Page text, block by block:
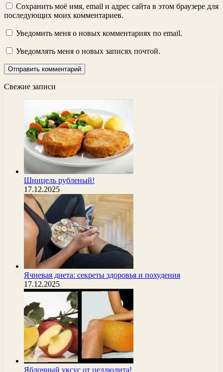
Сохранить моё имя, email и адрес сайта в этом браузере для
последующих моих комментариев.
Уведомить меня о новых комментариях по email.
Уведомлять меня о новых записях почтой.
Свежие записи
Шницель рубленый!
17.12.2025
Ячневая диета: секреты здоровья и похудения
17.12.2025
Яблочный уксус от целлюлита!